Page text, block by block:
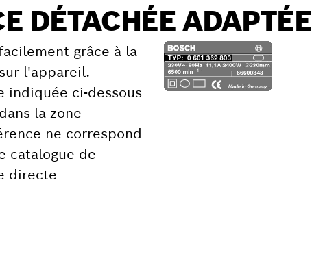
DÉTACHÉE ADAPTÉE
grâce à la
l'appareil.
indiquée ci-dessous
la zone
ne correspond
catalogue de
directe